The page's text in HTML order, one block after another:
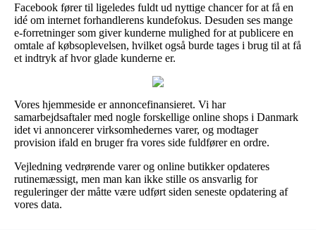
Facebook fører til ligeledes fuldt ud nyttige chancer for at få en
idé om internet forhandlerens kundefokus. Desuden ses mange
e-forretninger som giver kunderne mulighed for at publicere en
omtale af købsoplevelsen, hvilket også burde tages i brug til at få
et indtryk af hvor glade kunderne er.
Vores hjemmeside er annoncefinansieret. Vi har
samarbejdsaftaler med nogle forskellige online shops i Danmark
idet vi annoncerer virksomhedernes varer, og modtager
provision ifald en bruger fra vores side fuldfører en ordre.
Vejledning vedrørende varer og online butikker opdateres
rutinemæssigt, men man kan ikke stille os ansvarlig for
reguleringer der måtte være udført siden seneste opdatering af
vores data.